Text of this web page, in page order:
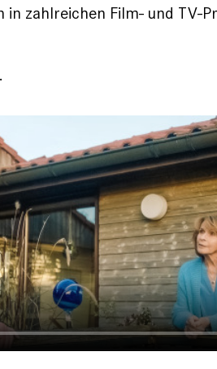
in zahlreichen Film- und TV-
.